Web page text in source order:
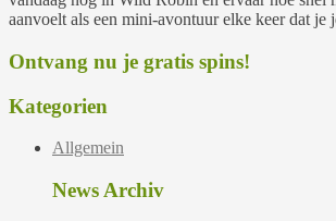
aanvoelt als een mini‑avontuur elke keer dat je
Ontvang nu je gratis spins!
Kategorien
Allgemein
News Archiv